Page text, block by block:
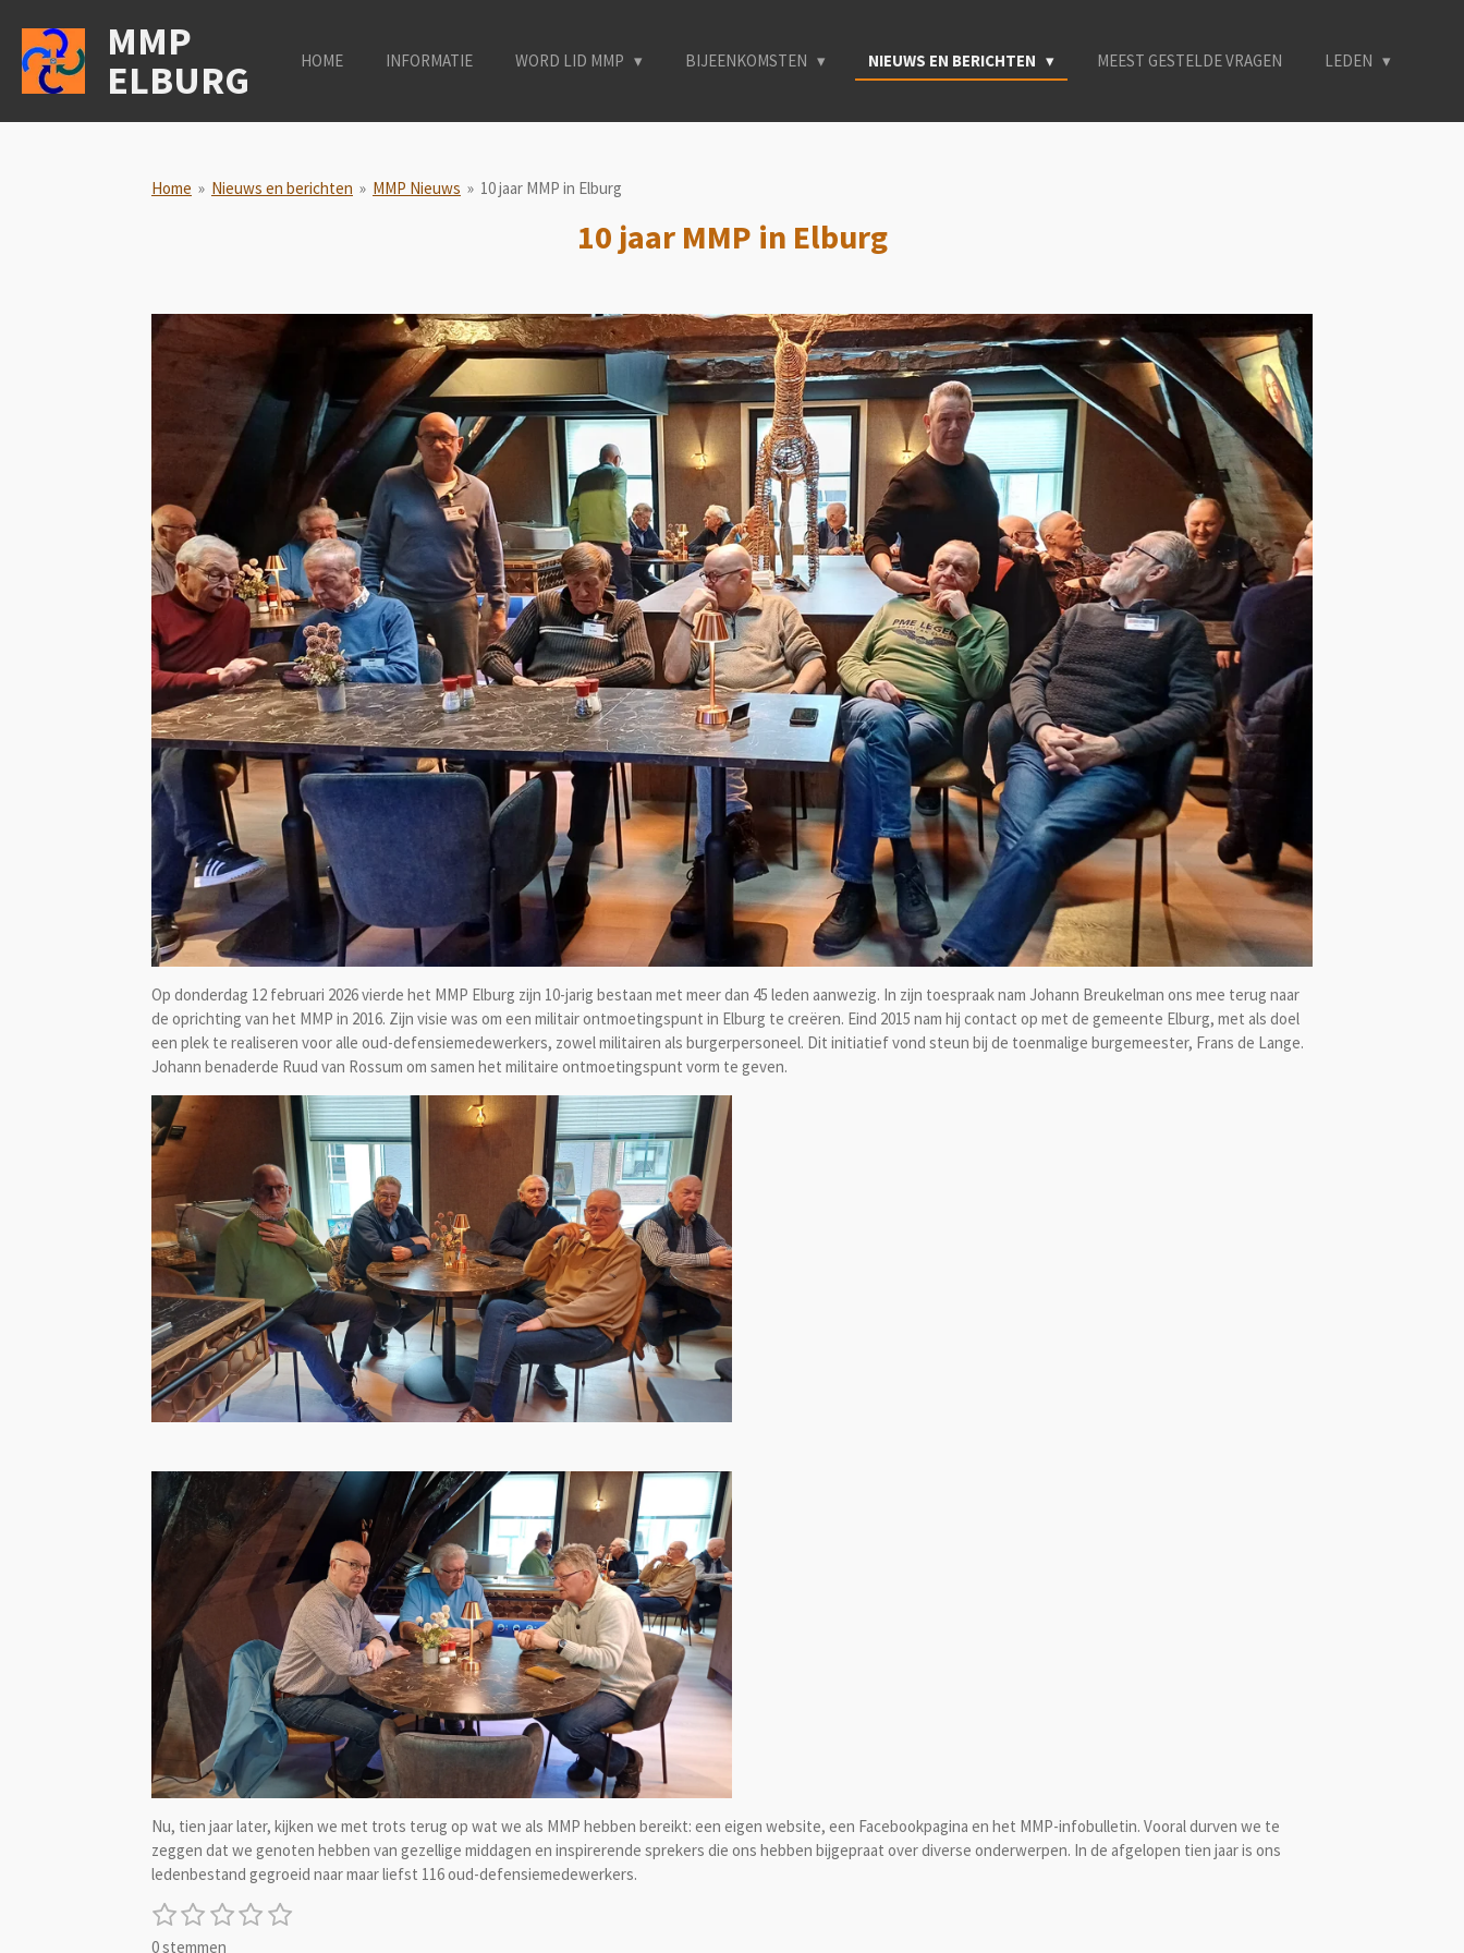
direct
naar
de
MMP
ELBURG
HOME INFORMATIE WORD LID MMP BIJEENKOMSTEN NIEUWS EN BERICHTEN MEEST GESTELDE VRAGEN LEDEN
Home » Nieuws en berichten » MMP Nieuws » 10 jaar MMP in Elburg
10 jaar MMP in Elburg
Op donderdag 12 februari 2026 vierde het MMP Elburg zijn 10-jarig bestaan met meer dan 45 leden aanwezig. In zijn toespraak nam Johann Breukelman ons mee terug naar
de oprichting van het MMP in 2016. Zijn visie was om een militair ontmoetingspunt in Elburg te creëren. Eind 2015 nam hij contact op met de gemeente Elburg, met als doel
een plek te realiseren voor alle oud-defensiemedewerkers, zowel militairen als burgerpersoneel. Dit initiatief vond steun bij de toenmalige burgemeester, Frans de Lange.
Johann benaderde Ruud van Rossum om samen het militaire ontmoetingspunt vorm te geven.
Nu, tien jaar later, kijken we met trots terug op wat we als MMP hebben bereikt: een eigen website, een Facebookpagina en het MMP-infobulletin. Vooral durven we te
zeggen dat we genoten hebben van gezellige middagen en inspirerende sprekers die ons hebben bijgepraat over diverse onderwerpen. In de afgelopen tien jaar is ons
ledenbestand gegroeid naar maar liefst 116 oud-defensiemedewerkers.
R
a
1
s
2
s
3
s
4 5
S
0 stemmen